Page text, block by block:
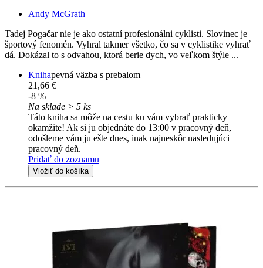
Andy McGrath
Tadej Pogačar nie je ako ostatní profesionálni cyklisti. Slovinec je
športový fenomén. Vyhral takmer všetko, čo sa v cyklistike vyhrať
dá. Dokázal to s odvahou, ktorá berie dych, vo veľkom štýle ...
Knihapevná väzba s prebalom
21,66 €
-8 %
Na sklade > 5 ks
Táto kniha sa môže na cestu ku vám vybrať prakticky
okamžite! Ak si ju objednáte do 13:00 v pracovný deň,
odošleme vám ju ešte dnes, inak najneskôr nasledujúci
pracovný deň.
Pridať do zoznamu
Vložiť do košíka